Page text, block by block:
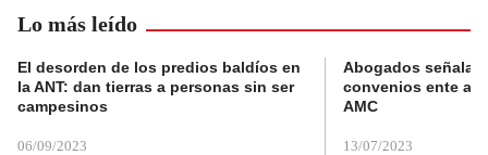
Lo más leído
El desorden de los predios baldíos en
la ANT: dan tierras a personas sin ser
campesinos
06/09/2023
Abogados
convenios ente
AMC
13/07/2023